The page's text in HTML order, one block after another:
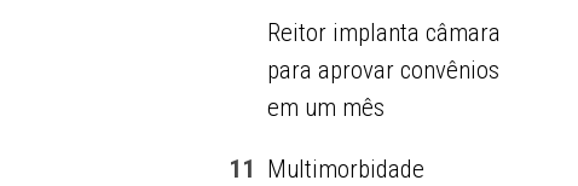
Reitor implanta câmara
para aprovar convênios
em um mês
11 Multimorbidade